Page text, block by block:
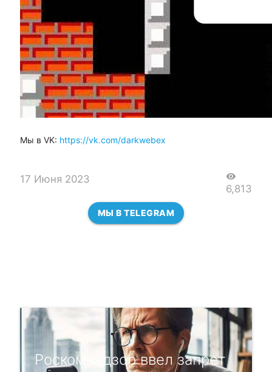
Мы в VK: https://vk.com/darkwebex
17 Июня 2023 visibility
6,813
МЫ В TELEGRAM
Роскомнадзор ввел запрет